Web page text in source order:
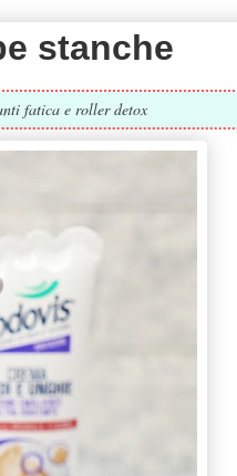
stanche
fatica e roller detox